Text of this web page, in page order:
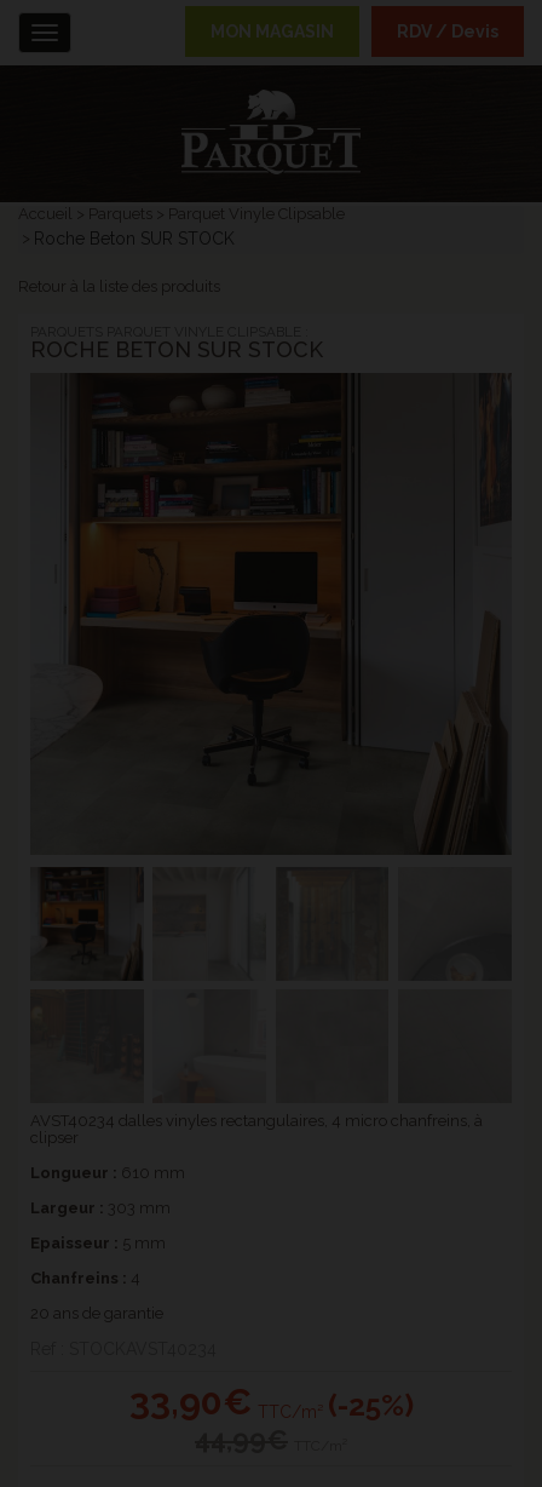
Accueil Parquets Parquet Vinyle Clipsable
Roche Beton SUR STOCK
Retour à la liste des produits
ROCHE BETON SUR STOCK
AVST40234 dalles vinyles rectangulaires, 4 micro chanfreins, à
clipser
Longueur : 610 mm
Largeur : 303 mm
Epaisseur : 5 mm
Chanfreins : 4
20 ans de garantie
33,90€ TTC/m² (-25%)
Menu MON MAGASIN RDV / Devis